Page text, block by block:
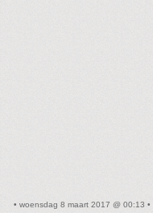
• woensdag 8 maart 2017 @ 00:13 •